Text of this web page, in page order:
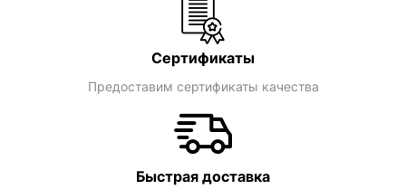
Сертификаты
Предоставим сертификаты качества
Быстрая доставка